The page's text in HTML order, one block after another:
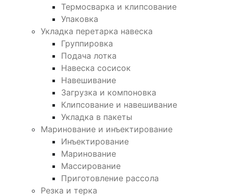
Термосварка и клипсование
Упаковка
Укладка перетарка навеска
Группировка
Подача лотка
Навеска сосисок
Навешивание
Загрузка и компоновка
Клипсование и навешивание
Укладка в пакеты
Маринование и инъектирование
Инъектирование
Маринование
Массирование
Приготовление рассола
Резка и терка